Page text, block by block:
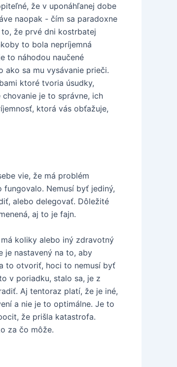
že v uponáhľanej dobe
naopak - čím sa paradoxne
že prvé dni kostrbatej
to bola nepríjemná
to náhodou naučené
ako sa mu vysávanie prieči.
ktoré tvoria úsudky,
je to správne, ich
ktorá vás obťažuje,
vie, že má problém
Nemusí byť jediný,
alebo delegovať. Dôležité
aj to je fajn.
koliky alebo iný zdravotný
je nastavený na to, aby
to otvoriť, hoci to nemusí byť
v poriadku, stalo sa, je z
Aj tentoraz platí, že je iné,
a nie je to optimálne. Je to
že prišla katastrofa.
za čo môže.